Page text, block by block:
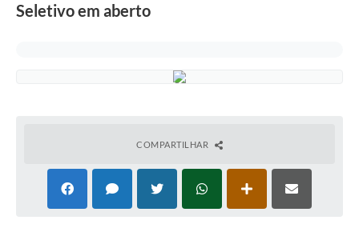
Seletivo em aberto
COMPARTILHAR